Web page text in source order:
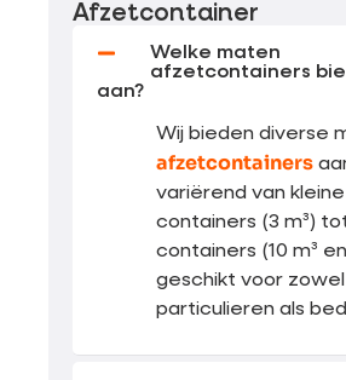
Afzetcontainer
Welke maten
afzetcontainers
aan?
Wij bieden diverse
afzetcontainers
variërend van kleine
containers (3 m³)
containers (10 m³
geschikt voor zowel
particulieren als